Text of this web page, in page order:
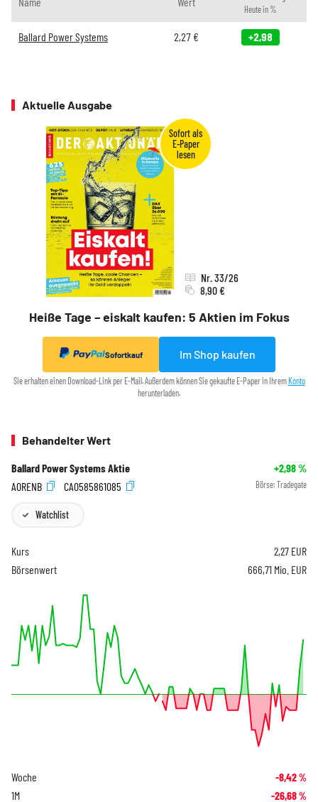
Heute in %
Ballard Power Systems 2,27€ +2,98
Aktuelle Ausgabe
Heiße Tage – eiskalt kaufen: 5 Aktien im Fokus
Nr. 33/26
8,90 €
Sofortkauf Im Shop kaufen
Sie erhalten einen Download-Link per E-Mail. Außerdem können Sie gekaufte E-Paper in Ihrem Konto
herunterladen.
Behandelter Wert
Ballard Power Systems Aktie +2,98%
A0RENB
CA0585861085 Börse: Tradegate
Watchlist
Kurs 2,27 EUR
Börsenwert
666,71 Mio. EUR
Woche -8,42%
1M -26,68%